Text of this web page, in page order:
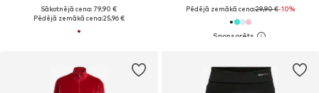
Sākotnējā cena: 79,90 €
Pēdējā zemākā cena:25,96 €
Pēdējā zemākā cena:29,90 €-10%